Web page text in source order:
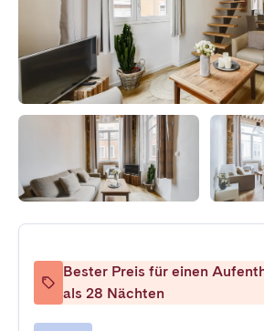
Bester Preis für einen
als 28 Nächten